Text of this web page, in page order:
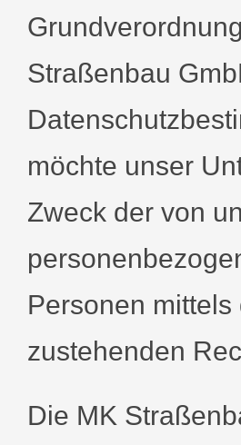
Straßenbau
möchte unser
Zweck der von
Personen
zustehenden
Die MK